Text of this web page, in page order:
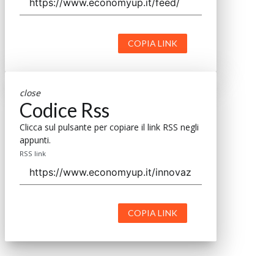
COPIA LINK
close
Codice Rss
Clicca sul pulsante per copiare il link RSS negli
appunti.
RSS link
COPIA LINK